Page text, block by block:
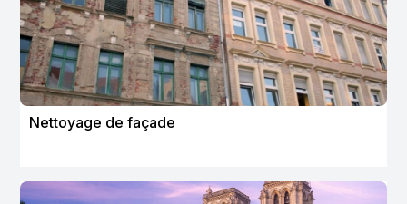
Nettoyage de façade